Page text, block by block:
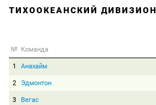
ТИХООКЕАНСКИЙ ДИВИЗИОН
№ Команда
1 Анахайм
2 Эдмонтон
3 Вегас